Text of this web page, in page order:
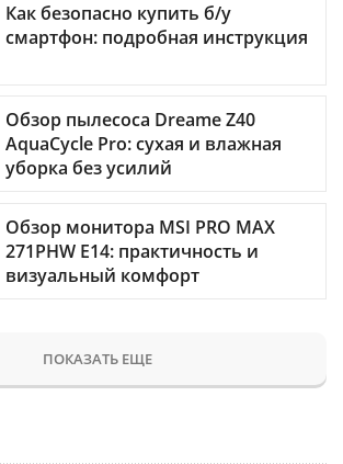
Как безопасно купить б/у
смартфон: подробная инструкция
Обзор пылесоса Dreame Z40
AquaCycle Pro: сухая и влажная
уборка без усилий
Обзор монитора MSI PRO MAX
271PHW E14: практичность и
визуальный комфорт
ПОКАЗАТЬ ЕЩЕ